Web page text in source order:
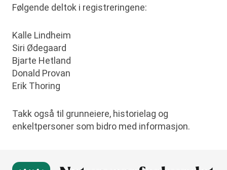
Følgende deltok i registreringene:
Kalle Lindheim
Siri Ødegaard
Bjarte Hetland
Donald Provan
Erik Thoring
Takk også til grunneiere, historielag og
enkeltpersoner som bidro med informasjon.